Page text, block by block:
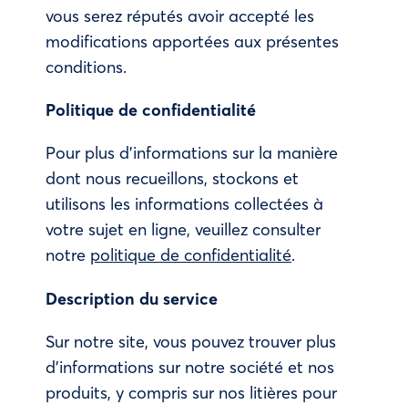
vous serez réputés avoir accepté les
modifications apportées aux présentes
conditions.
Politique de confidentialité
Pour plus d’informations sur la manière
dont nous recueillons, stockons et
utilisons les informations collectées à
votre sujet en ligne, veuillez consulter
notre politique de confidentialité.
Description du service
Sur notre site, vous pouvez trouver plus
d’informations sur notre société et nos
produits, y compris sur nos litières pour